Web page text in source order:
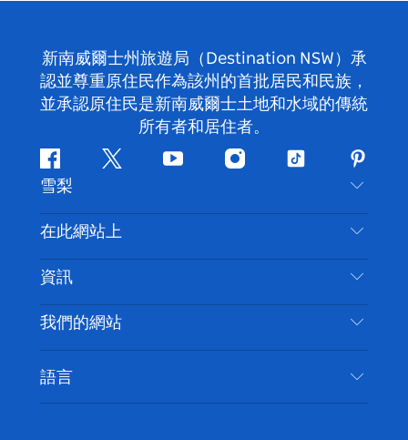
新南威爾士州旅遊局（Destination NSW）承
認並尊重原住民作為該州的首批居民和民族，
並承認原住民是新南威爾士土地和水域的傳統
所有者和居住者。
Facebook嘰
喳
喳
Youtube Instagram
抖
雪梨
聯絡我們
免責聲明
隱私
Cookie 通知
在此網站上
目的地
要做的事情
新南威爾士州公路旅行
活動
住宿
資訊
旅行資訊
無障礙雪梨
列出您的業務
我們的網站
語言